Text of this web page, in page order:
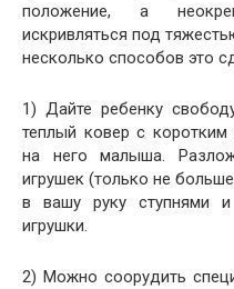
положение, а
искривляться под
несколько способов это
1) Дайте ребенку
теплый ковер с
на него малыша.
игрушек (только не
в вашу руку ступнями
игрушки.
2) Можно соорудить